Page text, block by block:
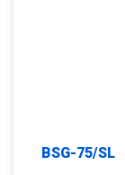
BSG-75/SL